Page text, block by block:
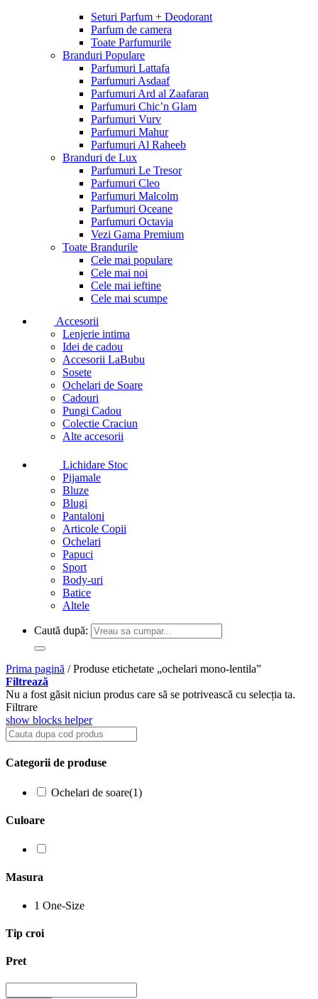
Seturi Parfum + Deodorant
Parfum de camera
Toate Parfumurile
Branduri Populare
Parfumuri Lattafa
Parfumuri Asdaaf
Parfumuri Ard al Zaafaran
Parfumuri Chic’n Glam
Parfumuri Vurv
Parfumuri Mahur
Parfumuri Al Raheeb
Branduri de Lux
Parfumuri Le Tresor
Parfumuri Cleo
Parfumuri Malcolm
Parfumuri Oceane
Parfumuri Octavia
Vezi Gama Premium
Toate Brandurile
Cele mai populare
Cele mai noi
Cele mai ieftine
Cele mai scumpe
Accesorii
Lenjerie intima
Idei de cadou
Accesorii LaBubu
Sosete
Ochelari de Soare
Cadouri
Pungi Cadou
Colectie Craciun
Alte accesorii
Lichidare Stoc
Pijamale
Bluze
Blugi
Pantaloni
Articole Copii
Ochelari
Papuci
Sport
Body-uri
Batice
Altele
Caută după:
Prima pagină /Produse etichetate „ochelari mono-lentila”
Filtrează
Nu a fost găsit niciun produs care să se potrivească cu selecția ta.
Filtrare
show blocks helper
Categorii de produse
Ochelari de soare(1)
Culoare
Masura
1 One-Size
Tip croi
Pret